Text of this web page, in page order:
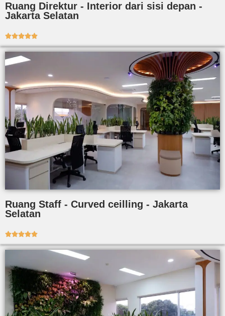
Ruang Direktur - Interior dari sisi depan -
Jakarta Selatan

Ruang Staff - Curved ceilling - Jakarta
Selatan
